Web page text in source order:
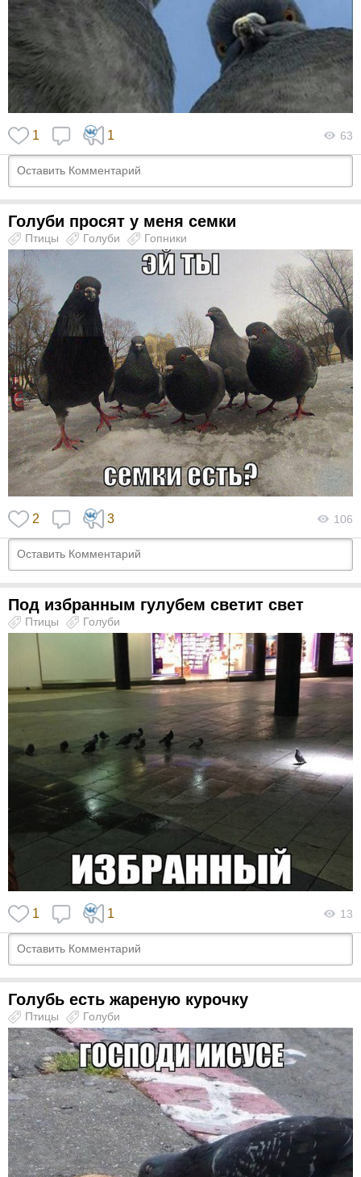
1 1 63
Голуби просят у меня семки
Птицы Голуби Гопники
2 3 106
Под избранным гулубем светит свет
Птицы Голуби
1 1 13
Голубь есть жареную курочку
Птицы Голуби